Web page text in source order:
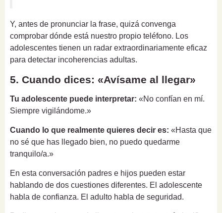
Y, antes de pronunciar la frase, quizá convenga
comprobar dónde está nuestro propio teléfono. Los
adolescentes tienen un radar extraordinariamente eficaz
para detectar incoherencias adultas.
5. Cuando dices: «Avísame al llegar»
Tu adolescente puede interpretar: «No confían en mí.
Siempre vigilándome.»
Cuando lo que realmente quieres decir es: «Hasta que
no sé que has llegado bien, no puedo quedarme
tranquilo/a.»
En esta conversación padres e hijos pueden estar
hablando de dos cuestiones diferentes. El adolescente
habla de confianza. El adulto habla de seguridad.